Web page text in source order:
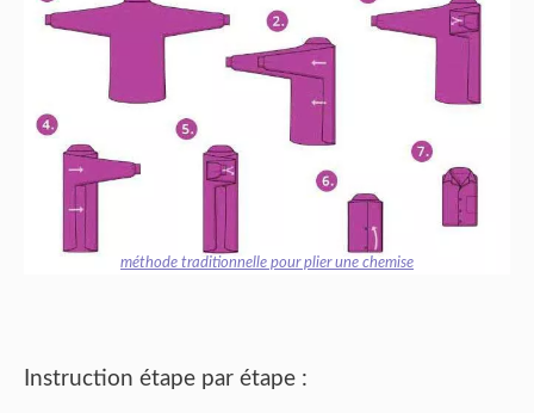
méthode traditionnelle pour plier une chemise
Instruction étape par étape :